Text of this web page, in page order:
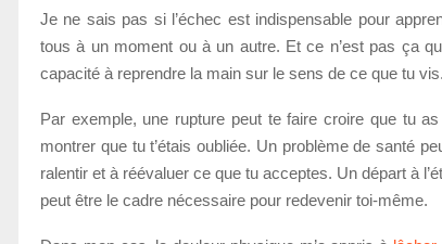
Je ne sais pas si l’échec est indispensable pour
tous à un moment ou à un autre. Et ce n’est pas ça
capacité à reprendre la main sur le sens de ce que tu vis.
Par exemple, une rupture peut te faire croire que tu
montrer que tu t’étais oubliée. Un problème de santé
ralentir et à réévaluer ce que tu acceptes. Un départ à
peut être le cadre nécessaire pour redevenir toi-même.